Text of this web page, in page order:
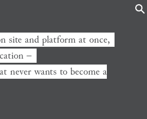
site and platform at once,
−
never wants to become a
und Plattform zugleich,
−
zum Verlag werden will.